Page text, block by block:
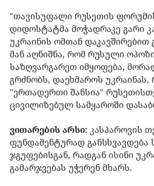
"თავისუფალი რუსეთის
დიდოსტატმა მოჭადრაკე გარი
უკრაინის ომთან დაკავშირებით
მან აღნიშნა, რომ რუსული
საზღვარგარეთ იმყოფება,
გრძნობს, დაეხმაროს უკრაინას,
"ერთადერთი შანსია"
ცივილიზებულ სამყაროში
ვითარების არსი: კასპაროვის
ფუნდამენტურად განსხვავდება
ჯგუფებისგან, რადგან ისინი
გამარჯვებას უჭერენ მხარს.